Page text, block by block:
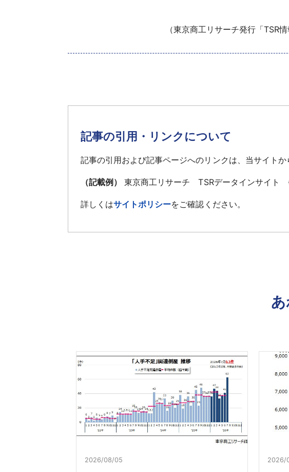
（東京商工リサーチ発行「TSR
記事の引用・リンクについて
記事の引用および記事ページへのリンクは、当サイト
（記載例） 東京商工リサーチ TSRデータインサイト
詳しくはサイトポリシーをご確認ください。
2026/08/05 2026/